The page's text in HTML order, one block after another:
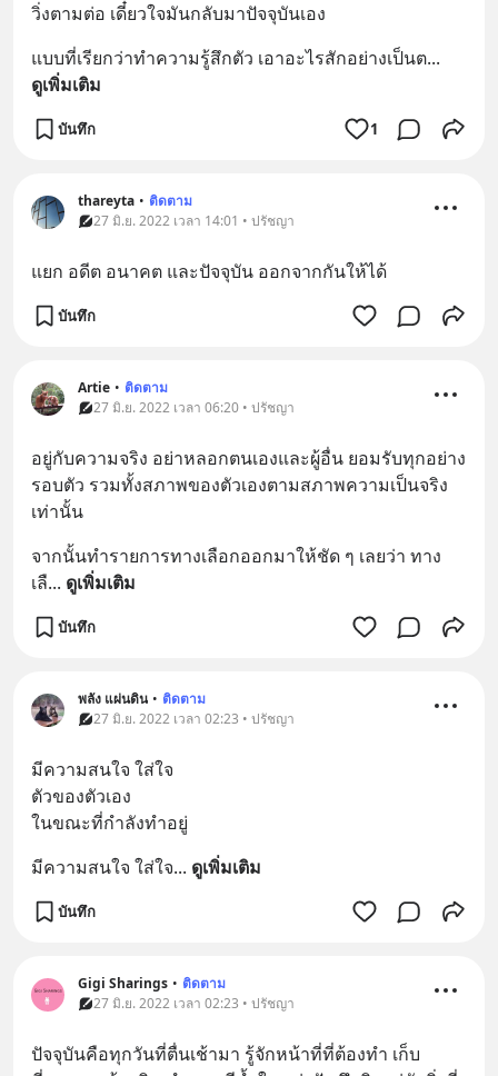
วิ่งตามต่อ เดี๋ยวใจมันกลับมาปัจจุบันเอง
แบบที่เรียกว่าทำความรู้สึกตัว เอาอะไรสักอย่างเป็นต...
ดูเพิ่มเติม
บันทึก 1
thareyta • ติดตาม
27 มิ.ย. 2022 เวลา 14:01 • ปรัชญา
แยก อดีต อนาคต และปัจจุบัน ออกจากกันให้ได้
บันทึก
Artie • ติดตาม
27 มิ.ย. 2022 เวลา 06:20 • ปรัชญา
อยู่กับความจริง อย่าหลอกตนเองและผู้อื่น ยอมรับทุกอย่าง
รอบตัว รวมทั้งสภาพของตัวเองตามสภาพความเป็นจริง
เท่านั้น
จากนั้นทำรายการทางเลือกออกมาให้ชัด ๆ เลยว่า ทาง
เลื... ดูเพิ่มเติม
บันทึก
พลัง แผ่นดิน • ติดตาม
27 มิ.ย. 2022 เวลา 02:23 • ปรัชญา
มีความสนใจ ใส่ใจ
ตัวของตัวเอง
ในขณะที่กำลังทำอยู่
มีความสนใจ ใส่ใจ... ดูเพิ่มเติม
บันทึก
Gigi Sharings • ติดตาม
27 มิ.ย. 2022 เวลา 02:23 • ปรัชญา
ปัจจุบันคือทุกวันที่ตื่นเช้ามา รู้จักหน้าที่ที่ต้องทำ เก็บ